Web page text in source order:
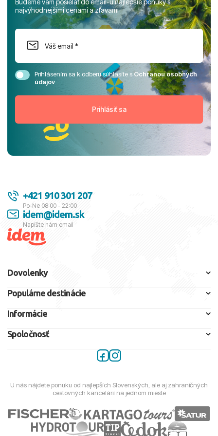
Budeme vám posielať do email-u najlepšie ponuky s
najvýhodnejšími cenami a zľavami
Prihlásením sa k odberu súhlasíte sOchranou osobných
údajov
+421 910 301 207
Po-Ne 08:00 - 22:00
idem@idem.sk
Napíšte nám email
Dovolenky
Populárne destinácie
Informácie
Spoločnosť
U nás nájdete ponuku od najlepších Slovenských, ale aj zahraničných
cestovných kancelárií na jednom mieste